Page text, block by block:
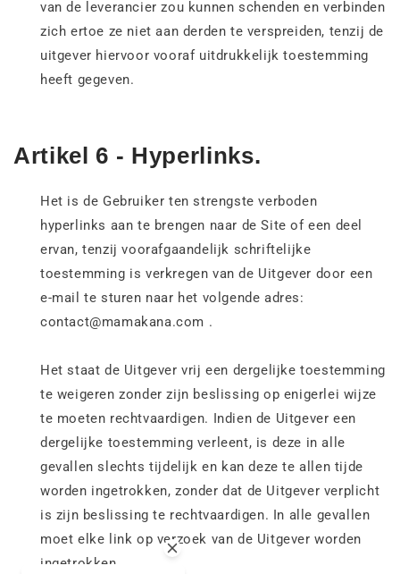
van de leverancier zou kunnen schenden en verbinden
zich ertoe ze niet aan derden te verspreiden, tenzij de
uitgever hiervoor vooraf uitdrukkelijk toestemming
heeft gegeven.
Artikel 6 - Hyperlinks.
Het is de Gebruiker ten strengste verboden
hyperlinks aan te brengen naar de Site of een deel
ervan, tenzij voorafgaandelijk schriftelijke
toestemming is verkregen van de Uitgever door een
e-mail te sturen naar het volgende adres:
contact@mamakana.com .
Het staat de Uitgever vrij een dergelijke toestemming
te weigeren zonder zijn beslissing op enigerlei wijze
te moeten rechtvaardigen. Indien de Uitgever een
dergelijke toestemming verleent, is deze in alle
gevallen slechts tijdelijk en kan deze te allen tijde
worden ingetrokken, zonder dat de Uitgever verplicht
is zijn beslissing te rechtvaardigen. In alle gevallen
moet elke link op verzoek van de Uitgever worden
ingetrokken.